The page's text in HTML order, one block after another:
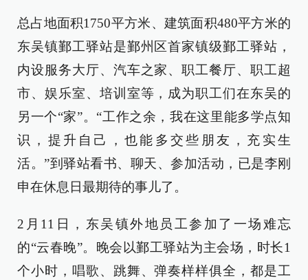
总占地面积1750平方米、建筑面积480平方米的
东吴镇鄞工驿站是鄞州区首家镇级鄞工驿站，
内设服务大厅、汽车之家、职工餐厅、职工超
市、娱乐室、培训室等，成为职工们在东吴的
另一个“家”。“工作之余，我在这里能多学点知
识，提升自己，也能多交些朋友，充实生
活。”到驿站看书、聊天、参加活动，已是李刚
申在休息日最期待的事儿了。
2月11日，东吴镇外地员工参加了一场难忘
的“云春晚”。晚会以鄞工驿站为主会场，时长1
个小时，唱歌、跳舞、弹奏样样俱全，都是工